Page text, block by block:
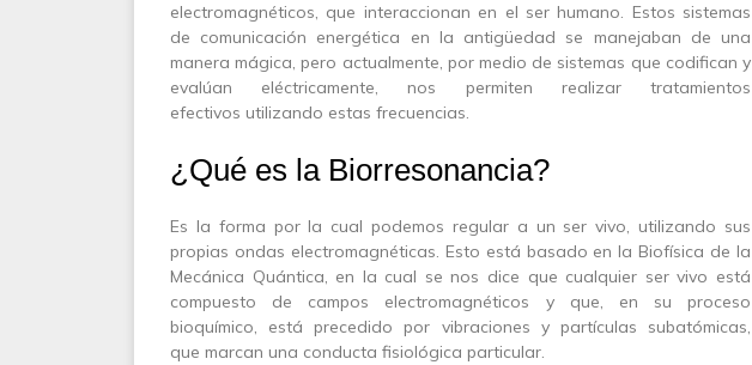
electromagnéticos, que interaccionan en el ser humano. Estos sistemas
de comunicación energética en la antigüedad se manejaban de una
manera mágica, pero actualmente, por medio de sistemas que codifican y
evalúan eléctricamente, nos permiten realizar tratamientos
efectivos utilizando estas frecuencias.
¿Qué es la Biorresonancia?
Es la forma por la cual podemos regular a un ser vivo, utilizando sus
propias ondas electromagnéticas. Esto está basado en la Biofísica de la
Mecánica Quántica, en la cual se nos dice que cualquier ser vivo está
compuesto de campos electromagnéticos y que, en su proceso
bioquímico, está precedido por vibraciones y partículas subatómicas,
que marcan una conducta fisiológica particular.